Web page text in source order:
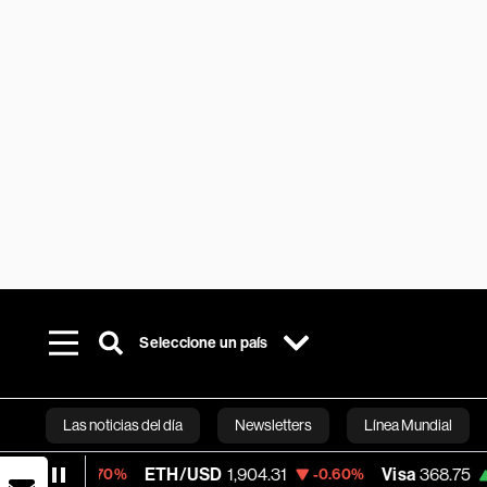
Seleccione un país
Las noticias del día Newsletters Línea Mundial
Bloomberg
ETH/USD 1,904.31 -0.60% Visa 368.75 +0.06%